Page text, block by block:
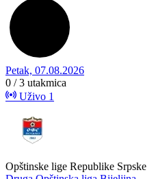
Petak, 07.08.2026
0 / 3 utakmica
Uživo 1
Opštinske lige Republike Srpske